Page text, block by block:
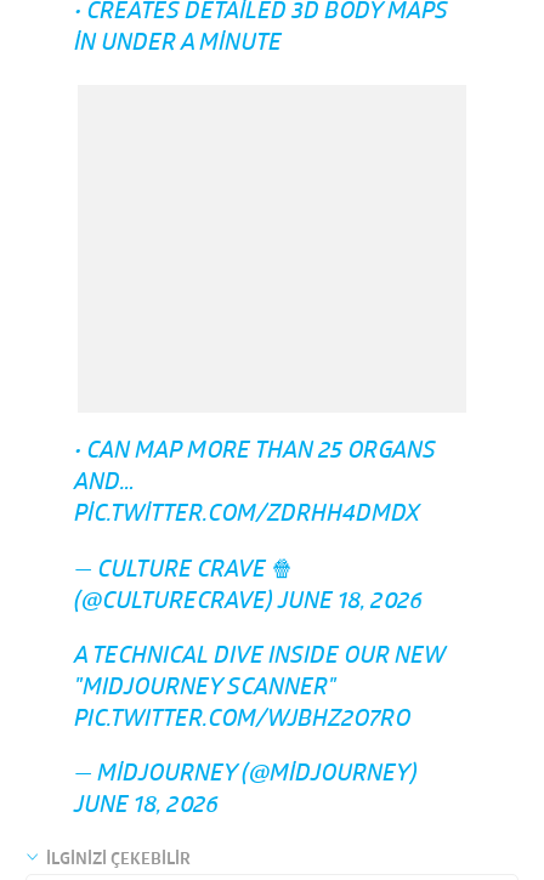
• CREATES DETAILED 3D BODY MAPS
IN UNDER A MINUTE
• CAN MAP MORE THAN 25 ORGANS
AND…
PIC.TWITTER.COM/ZDRHH4DMDX
— CULTURE CRAVE 🍿
(@CULTURECRAVE)JUNE 18, 2026
A TECHNICAL DIVE INSIDE OUR NEW
"MIDJOURNEY SCANNER"
PIC.TWITTER.COM/WJBHZ2O7RO
— MIDJOURNEY (@MIDJOURNEY)
JUNE 18, 2026
İLGİNİZİ ÇEKEBİLİR